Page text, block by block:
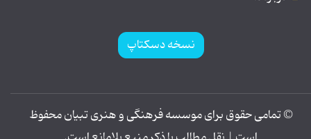
نسخه دسکتاپ
© تمامی حقوق برای موسسه فرهنگی و هنری تبیان محفوظ